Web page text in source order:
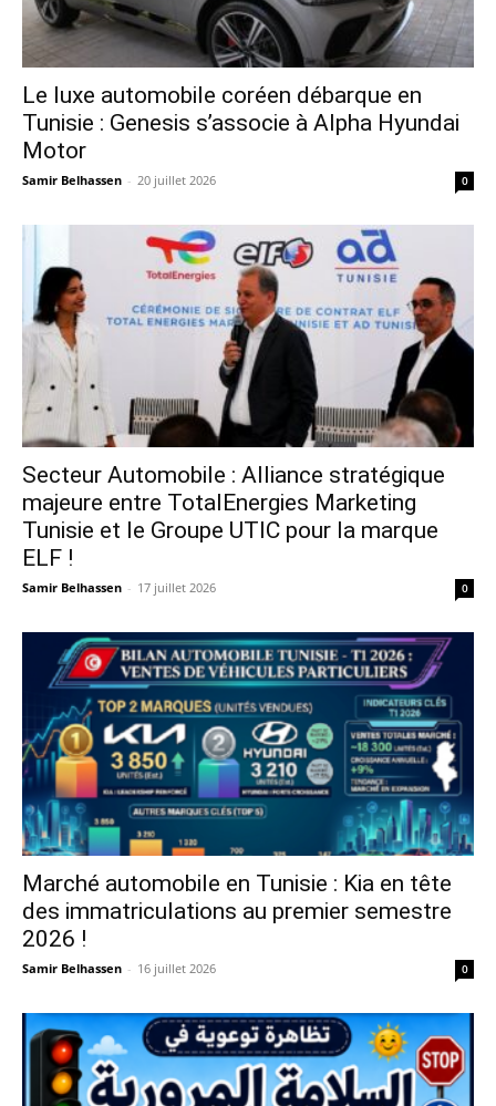
Le luxe automobile coréen débarque en
Tunisie : Genesis s’associe à Alpha Hyundai
Motor
Samir Belhassen - 20 juillet 2026 0
Secteur Automobile : Alliance stratégique
majeure entre TotalEnergies Marketing
Tunisie et le Groupe UTIC pour la marque
ELF !
Samir Belhassen - 17 juillet 2026 0
Marché automobile en Tunisie : Kia en tête
des immatriculations au premier semestre
2026 !
Samir Belhassen - 16 juillet 2026 0